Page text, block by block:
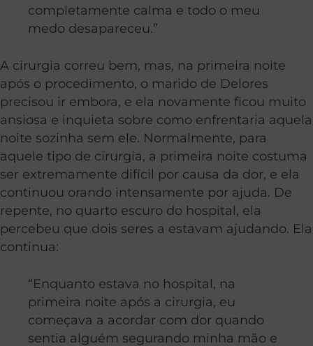
completamente calma e todo o meu
medo desapareceu.”
A cirurgia correu bem, mas, na primeira noite
após o procedimento, o marido de Delores
precisou ir embora, e ela novamente ficou muito
ansiosa e inquieta sobre como enfrentaria aquela
noite sozinha sem ele. Normalmente, para
aquele tipo de cirurgia, a primeira noite costuma
ser extremamente difícil por causa da dor, e ela
continuou orando intensamente por ajuda. De
repente, no quarto escuro do hospital, ela
percebeu que dois seres a estavam ajudando. Ela
continua:
“Enquanto estava no hospital, na
primeira noite após a cirurgia, eu
começava a acordar com dor quando
sentia alguém segurando minha mão e